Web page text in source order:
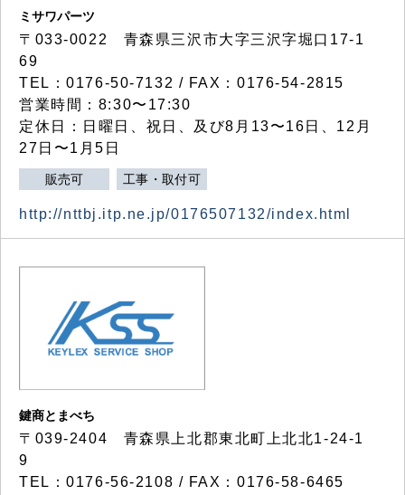
ミサワパーツ
〒033-0022 青森県三沢市大字三沢字堀口17-1
69
TEL：0176-50-7132 / FAX：0176-54-2815
営業時間：8:30〜17:30
定休日：日曜日、祝日、及び8月13〜16日、12月
27日〜1月5日
販売可 工事・取付可
http://nttbj.itp.ne.jp/0176507132/index.html
鍵商とまべち
〒039-2404 青森県上北郡東北町上北北1-24-1
9
TEL：0176-56-2108 / FAX：0176-58-6465